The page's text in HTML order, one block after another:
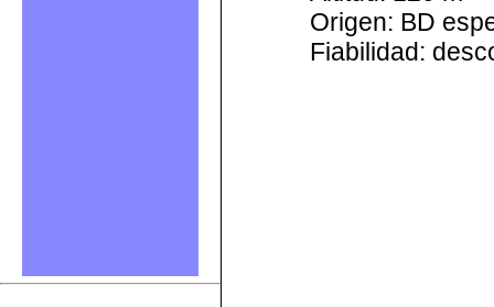
Origen: BD
Fiabilidad: